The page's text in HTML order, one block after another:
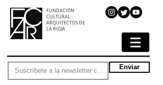
FUNDACIÓN
CULTURAL
ARQUITECTOS DE
LA RIOJA
Enviar